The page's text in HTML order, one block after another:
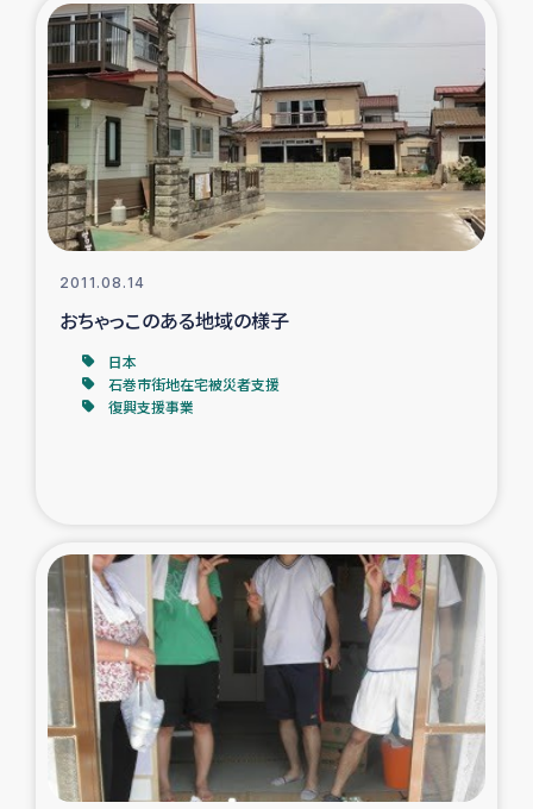
2011.08.14
おちゃっこのある地域の様子
日本
石巻市街地在宅被災者支援
復興支援事業